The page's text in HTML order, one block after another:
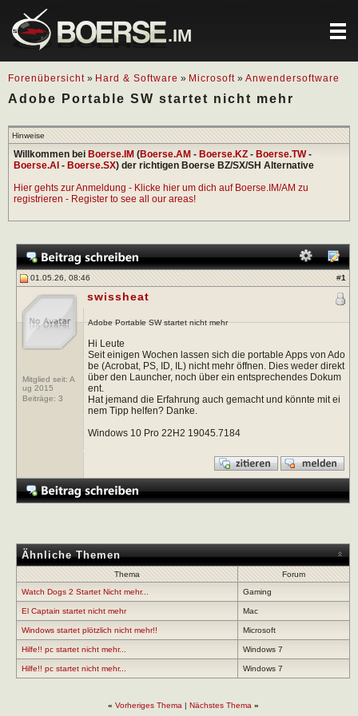
.IM
Forenübersicht » Hard & Software » Microsoft » Anwendersoftware
Adobe Portable SW startet nicht mehr
Hinweise
Willkommen bei Boerse.IM (Boerse.AM - Boerse.KZ - Boerse.TW-
Boerse.AI - Boerse.SX) der richtigen Boerse BZ/SX/SH Alternative
Hier gehts zur Anmeldung - Klicke hier um dich auf Boerse.IM/AM zu
registrieren - Register to see all our areas!
01.05.26, 08:46 #1
Mitglied seit: A
ug 2015
Beiträge: 3
swissheat
Adobe Portable SW startet nicht mehr
Hi Leute
Seit einigen Wochen lassen sich die portable Apps von Ado
be (Acrobat, PS, ID, IL) nicht mehr öffnen. Dies weder direkt
über den Launcher, noch über ein entsprechendes Dokum
ent.
Hat jemand die Erfahrung auch gemacht und könnte mit ei
nem Tipp helfen? Danke.
Windows 10 Pro 22H2 19045.7184
Ähnliche Themen
Thema
Forum
Watch Dogs 2 Startet Nicht mehr...
Gaming
El Captain startet nicht mehr Mac
Windows startet plötzlich nicht mehr!! Microsoft
Hilfe!! pc startet nicht mehr... Windows 7
Hilfe!! pc startet nicht mehr... Windows 7
« Vorheriges Thema | Nächstes Thema »